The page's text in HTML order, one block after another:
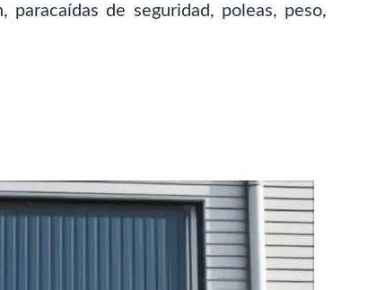
de seguridad, poleas, peso,